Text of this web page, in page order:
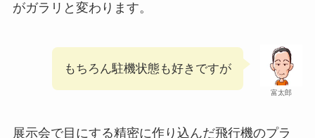
がガラリと変わります。
富太郎
もちろん駐機状態も好きですが
展示会で目にする精密に作り込んだ飛行機のプラ